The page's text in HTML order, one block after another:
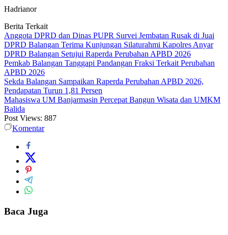
Hadrianor
Berita Terkait
Anggota DPRD dan Dinas PUPR Survei Jembatan Rusak di Juai
DPRD Balangan Terima Kunjungan Silaturahmi Kapolres Anyar
DPRD Balangan Setujui Raperda Perubahan APBD 2026
Pemkab Balangan Tanggapi Pandangan Fraksi Terkait Perubahan
APBD 2026
Sekda Balangan Sampaikan Raperda Perubahan APBD 2026,
Pendapatan Turun 1,81 Persen
Mahasiswa UM Banjarmasin Percepat Bangun Wisata dan UMKM
Balida
Post Views: 887
Komentar
Baca Juga